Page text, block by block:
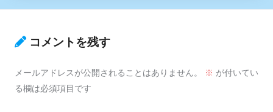
コメントを残す
メールアドレスが公開されることはありません。 ※ が付いてい
る欄は必須項目です